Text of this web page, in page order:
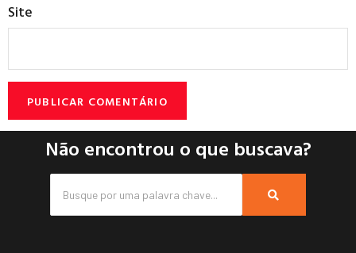
Site
Não encontrou o que buscava?